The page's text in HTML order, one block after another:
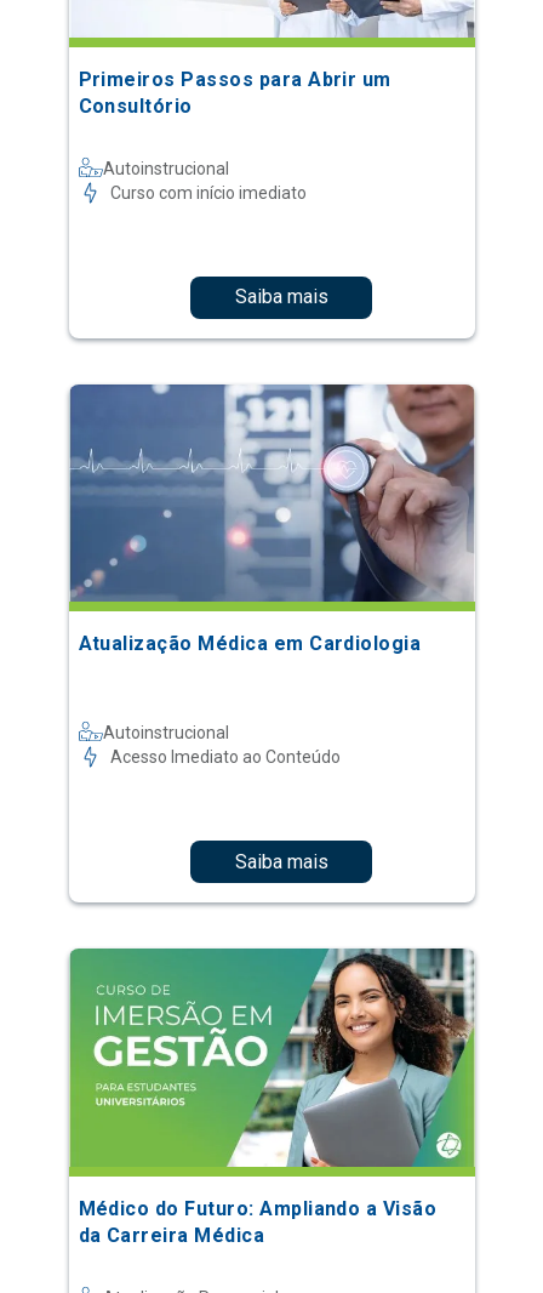
Primeiros Passos para Abrir um
Consultório
Autoinstrucional
Curso com início imediato
Saiba mais
Atualização Médica em Cardiologia
Autoinstrucional
Acesso Imediato ao Conteúdo
Saiba mais
Médico do Futuro: Ampliando a Visão
da Carreira Médica